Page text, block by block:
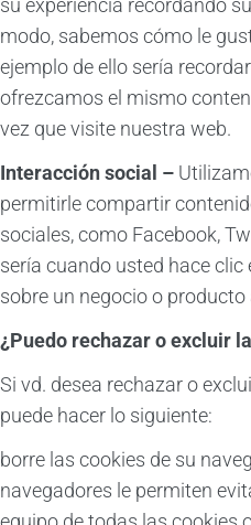
su experiencia recordando
modo, sabemos cómo le
ejemplo de ello sería
ofrezcamos el mismo
vez que visite nuestra web.
Interacción social –
permitirle compartir
sociales, como Facebook,
sería cuando usted hace clic
sobre un negocio o
¿Puedo rechazar o excluir
Si vd. desea rechazar o
puede hacer lo siguiente:
borre las cookies de su
navegadores le permiten